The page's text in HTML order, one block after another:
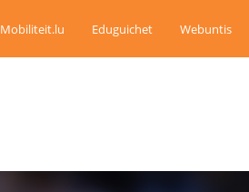
Mobiliteit.lu Eduguichet Webuntis